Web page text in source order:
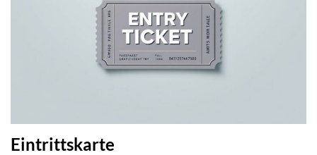
Eintrittskarte